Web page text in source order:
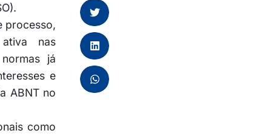
processo,
nas
já
e
ABNT no
como